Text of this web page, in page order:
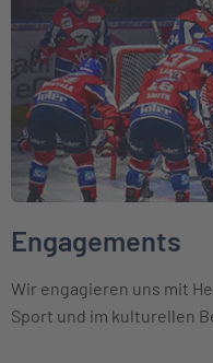
Engagements
Wir engagieren uns mit
Sport und im kulturellen